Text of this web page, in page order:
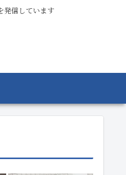
発信しています